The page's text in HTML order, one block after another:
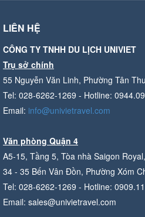
LIÊN HỆ
CÔNG TY TNHH DU LỊCH UNIVIET
Trụ sở chính
55 Nguyễn Văn Linh, Phường Tân
Tel: 028-6262-1269 - Hotline:
Email: info@univietravel.com
Văn phòng Quận 4
A5-15, Tầng 5, Tòa nhà Saigon Royal,
34 - 35 Bến Vân Đồn, Phường Xóm
Tel: 028-6262-1269 - Hotline:
Email: sales@univietravel.com